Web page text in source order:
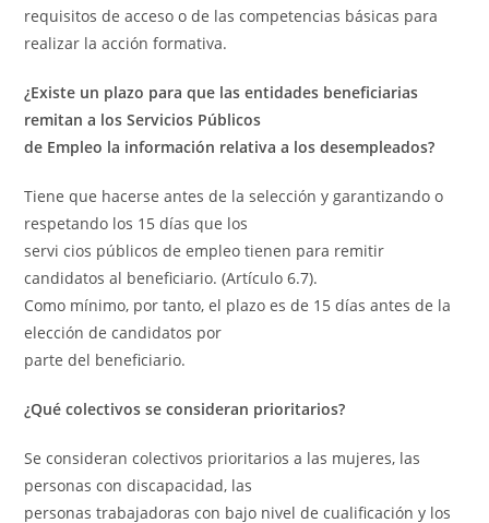
requisitos de acceso o de las competencias básicas para
realizar la acción formativa.
¿Existe un plazo para que las entidades beneficiarias
remitan a los Servicios Públicos
de Empleo la información relativa a los desempleados?
Tiene que hacerse antes de la selección y garantizando o
respetando los 15 días que los
servi cios públicos de empleo tienen para remitir
candidatos al beneficiario. (Artículo 6.7).
Como mínimo, por tanto, el plazo es de 15 días antes de la
elección de candidatos por
parte del beneficiario.
¿Qué colectivos se consideran prioritarios?
Se consideran colectivos prioritarios a las mujeres, las
personas con discapacidad, las
personas trabajadoras con bajo nivel de cualificación y los